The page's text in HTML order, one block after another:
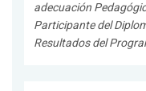
adecuación
Participante del
Resultados del